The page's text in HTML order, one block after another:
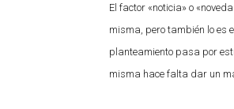
El factor «noticia» o
misma, pero también lo es
planteamiento pasa por
misma hace falta dar un